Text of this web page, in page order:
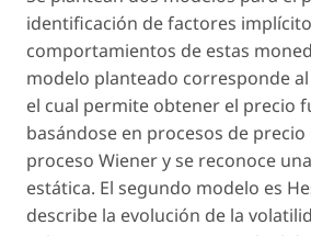
identificación de factores
comportamientos de estas
modelo planteado corresponde al
el cual permite obtener el precio
basándose en procesos de
proceso Wiener y se reconoce
estática. El segundo modelo es
describe la evolución de la